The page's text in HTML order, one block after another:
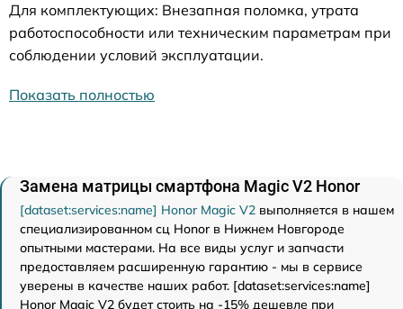
Для комплектующих: Внезапная поломка, утрата
работоспособности или техническим параметрам при
соблюдении условий эксплуатации.
Показать полностью
Замена матрицы смартфона Magic V2 Honor
[dataset:services:name] Honor Magic V2 выполняется в нашем
специализированном сц Honor в Нижнем Новгороде
опытными мастерами. На все виды услуг и запчасти
предоставляем расширенную гарантию - мы в сервисе
уверены в качестве наших работ. [dataset:services:name]
Honor Magic V2 будет стоить на -15% дешевле при